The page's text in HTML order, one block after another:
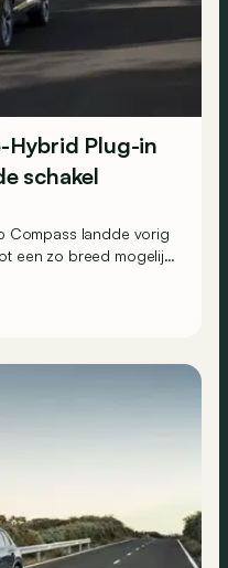
Hybrid Plug-in
schakel
Compass landde vorig
een zo breed mogelijk
inhybride die voor